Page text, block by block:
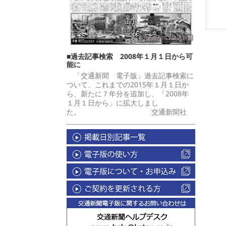
■過去記事検索 2008年１月１日から可
能に
「交通新聞 電子版」過去記事検索に
ついて、これまでの2015年１月１日か
ら、新たに７年分を追加し、「2008年
１月１日から」に拡大しまし
た。 交通新聞社